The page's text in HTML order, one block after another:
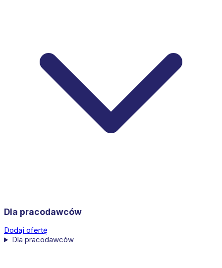
Dla pracodawców
Dodaj ofertę
Dla pracodawców